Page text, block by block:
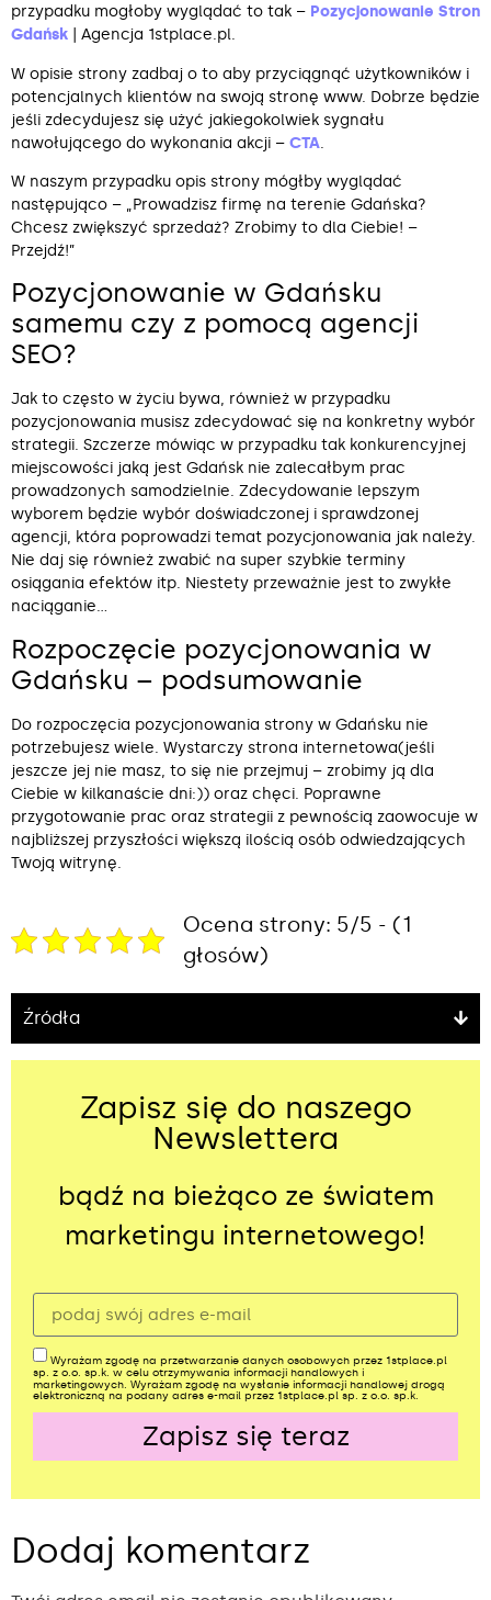
przypadku mogłoby wyglądać to tak – Pozycjonowanie Stron
Gdańsk | Agencja 1stplace.pl.
W opisie strony zadbaj o to aby przyciągnąć użytkowników i
potencjalnych klientów na swoją stronę www. Dobrze będzie
jeśli zdecydujesz się użyć jakiegokolwiek sygnału
nawołującego do wykonania akcji – CTA.
W naszym przypadku opis strony mógłby wyglądać
następująco – „Prowadzisz firmę na terenie Gdańska?
Chcesz zwiększyć sprzedaż? Zrobimy to dla Ciebie! –
Przejdź!”
Pozycjonowanie w Gdańsku
samemu czy z pomocą agencji
SEO?
Jak to często w życiu bywa, również w przypadku
pozycjonowania musisz zdecydować się na konkretny wybór
strategii. Szczerze mówiąc w przypadku tak konkurencyjnej
miejscowości jaką jest Gdańsk nie zalecałbym prac
prowadzonych samodzielnie. Zdecydowanie lepszym
wyborem będzie wybór doświadczonej i sprawdzonej
agencji, która poprowadzi temat pozycjonowania jak należy.
Nie daj się również zwabić na super szybkie terminy
osiągania efektów itp. Niestety przeważnie jest to zwykłe
naciąganie…
Rozpoczęcie pozycjonowania w
Gdańsku – podsumowanie
Do rozpoczęcia pozycjonowania strony w Gdańsku nie
potrzebujesz wiele. Wystarczy strona internetowa(jeśli
jeszcze jej nie masz, to się nie przejmuj – zrobimy ją dla
Ciebie w kilkanaście dni:)) oraz chęci. Poprawne
przygotowanie prac oraz strategii z pewnością zaowocuje w
najbliższej przyszłości większą ilością osób odwiedzających
Twoją witrynę.
Ocena strony: 5/5 - (1
głosów)
Źródła
Zapisz się do naszego
Newslettera
bądź na bieżąco ze światem
marketingu internetowego!
Wyrażam zgodę na przetwarzanie danych osobowych przez 1stplace.pl
sp. z o.o. sp.k. w celu otrzymywania informacji handlowych i
marketingowych. Wyrażam zgodę na wysłanie informacji handlowej drogą
elektroniczną na podany adres e-mail przez 1stplace.pl sp. z o.o. sp.k.
Zapisz się teraz
Dodaj komentarz